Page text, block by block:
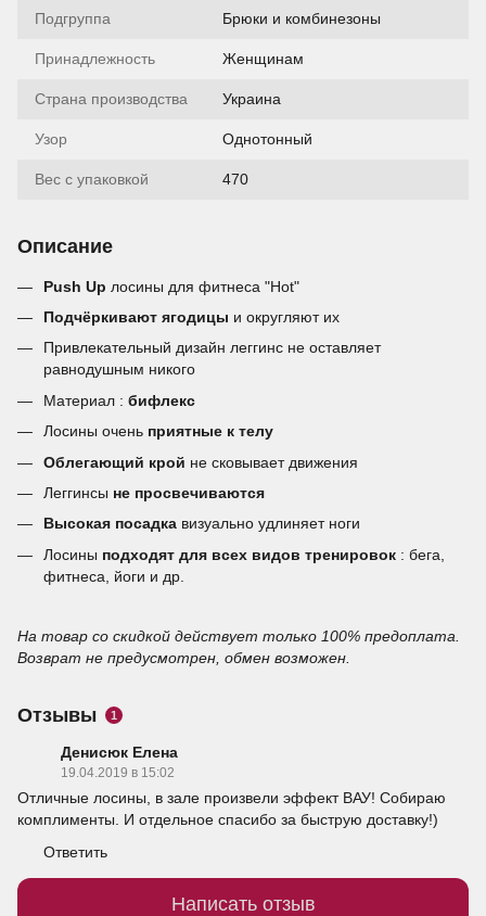
Подгруппа Брюки и комбинезоны
Принадлежность Женщинам
Страна производства Украина
Узор Однотонный
Вес с упаковкой 470
Описание
Push Up лосины для фитнеса "Hot"
Подчёркивают ягодицы и округляют их
Привлекательный дизайн леггинс не оставляет
равнодушным никого
Материал : бифлекс
Лосины очень приятные к телу
Облегающий крой не сковывает движения
Леггинсы не просвечиваются
Высокая посадка визуально удлиняет ноги
Лосины подходят для всех видов тренировок : бега,
фитнеса, йоги и др.
На товар со скидкой действует только 100% предоплата.
Возврат не предусмотрен, обмен возможен.
Отзывы 1
Денисюк Елена
19.04.2019 в 15:02
Отличные лосины, в зале произвели эффект ВАУ! Собираю
комплименты. И отдельное спасибо за быструю доставку!)
Ответить
Написать отзыв